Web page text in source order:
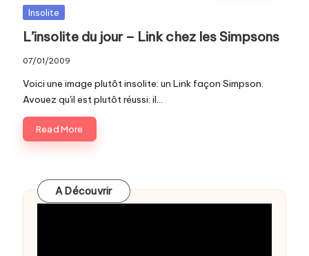
P
la
y.
c
o
m
Posted
Insolite
L’insolite du jour – Link chez les Simpsons
07/01/2009
Voici une image plutôt insolite: un Link façon Simpson.
Avouez qu'il est plutôt réussi: il…
Read More
A Découvrir